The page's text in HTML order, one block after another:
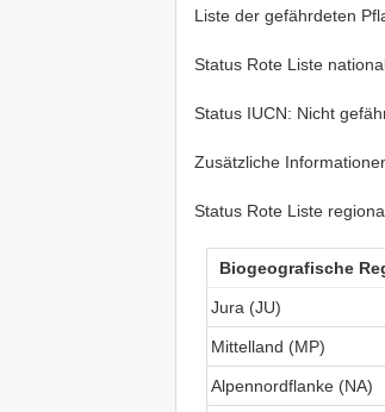
Liste der gefährdeten
Status Rote Liste
Status IUCN: Nicht
Zusätzliche
Status Rote Liste
Biogeografische
Jura (JU)
Mittelland (MP)
Alpennordflanke (NA)